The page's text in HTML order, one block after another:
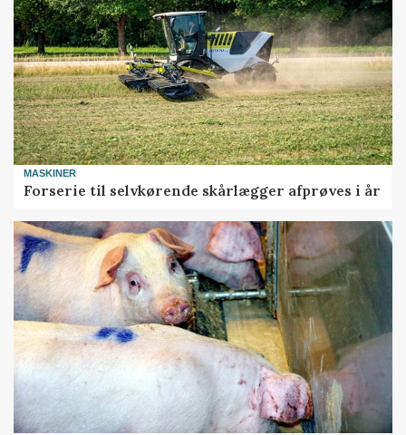
MASKINER
Forserie til selvkørende skårlægger afprøves i år